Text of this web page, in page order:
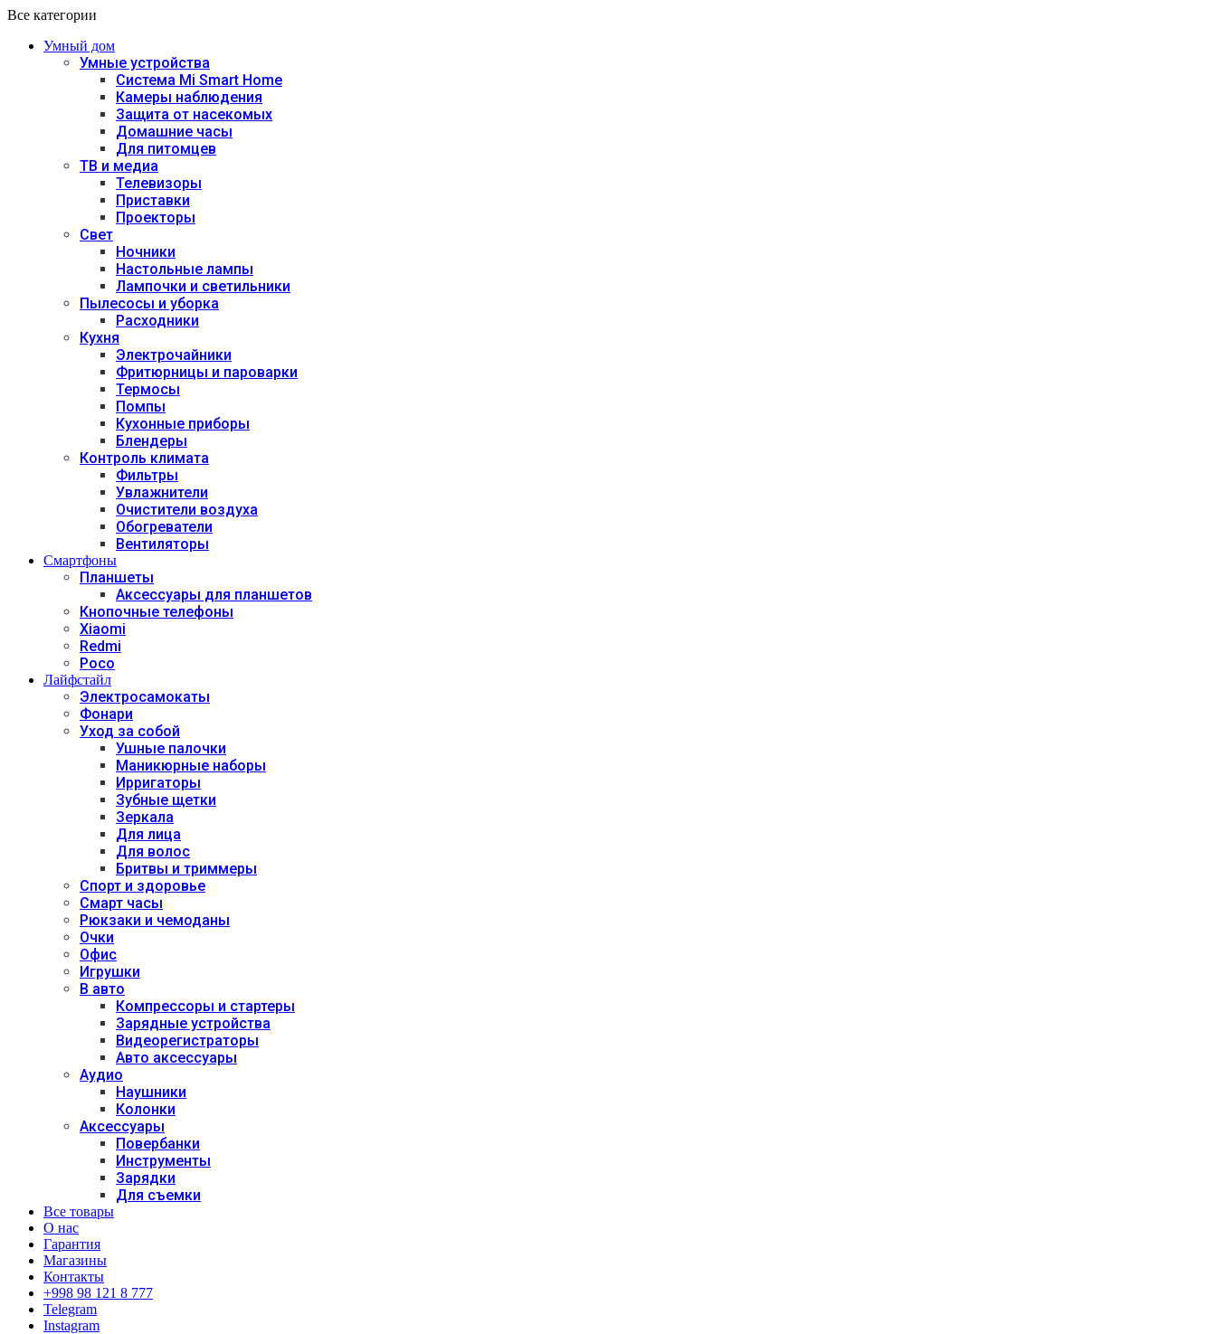
Все категории
Умный дом
Умные устройства
Система Mi Smart Home
Камеры наблюдения
Защита от насекомых
Домашние часы
Для питомцев
ТВ и медиа
Телевизоры
Приставки
Проекторы
Свет
Ночники
Настольные лампы
Лампочки и светильники
Пылесосы и уборка
Расходники
Кухня
Электрочайники
Фритюрницы и пароварки
Термосы
Помпы
Кухонные приборы
Блендеры
Контроль климата
Фильтры
Увлажнители
Очистители воздуха
Обогреватели
Вентиляторы
Смартфоны
Планшеты
Аксессуары для планшетов
Кнопочные телефоны
Xiaomi
Redmi
Poco
Лайфстайл
Электросамокаты
Фонари
Уход за собой
Ушные палочки
Маникюрные наборы
Ирригаторы
Зубные щетки
Зеркала
Для лица
Для волос
Бритвы и триммеры
Спорт и здоровье
Смарт часы
Рюкзаки и чемоданы
Очки
Офис
Игрушки
В авто
Компрессоры и стартеры
Зарядные устройства
Видеорегистраторы
Авто аксессуары
Аудио
Наушники
Колонки
Аксессуары
Повербанки
Инструменты
Зарядки
Для съемки
Все товары
О нас
Гарантия
Магазины
Контакты
+998 98 121 8 777
Telegram
Instagram